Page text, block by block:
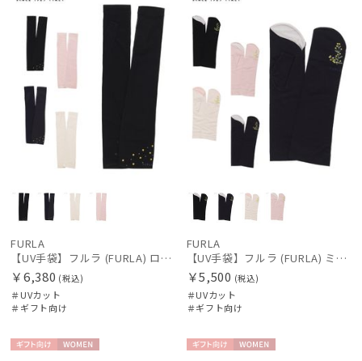
FURLA
【UV手袋】フルラ (FURLA) ロング ＵＶ手袋 ミモザ 指無し 接触冷感
￥6,380 (税込)
＃UVカット
＃ギフト向け
FURLA
【UV手袋】フルラ (FURLA) ミディアム ＵＶ手袋 ミモザ 指無し 接触冷感
￥5,500 (税込)
＃UVカット
＃ギフト向け